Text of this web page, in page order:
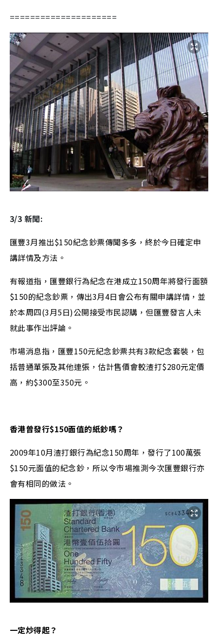
=====================
3/3 新聞:
匯豐3月推出$150紀念鈔票傳聞多多，終於今日確定申
講詳情及方法。
有報道指，匯豐銀行為紀念在港成立150周年將發行面額
$150的紀念鈔票，傳出3月4日會公布有關申講詳情，並
於本周四(3月5日)公開接受市民認購，但匯豐發言人未
就此事作出評論。
市場消息指，匯豐150元紀念鈔票共有3款紀念套裝，包
括普通單張及其他連張，估計售價會較渣打$280元定價
高，約$300至350元。
香港曾發行$150面值的紙鈔嗎？
2009年10月渣打銀行為紀念150周年，發行了100萬張
$150元面值的紀念鈔，所以令市場推測今次匯豐銀行亦
會有相同的做法。
一定炒得起？